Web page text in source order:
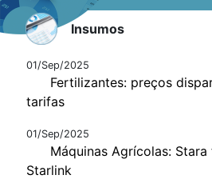
Insumos
01/Sep/2025
Fertilizantes: preços
tarifas
01/Sep/2025
Máquinas Agrícolas:
Starlink